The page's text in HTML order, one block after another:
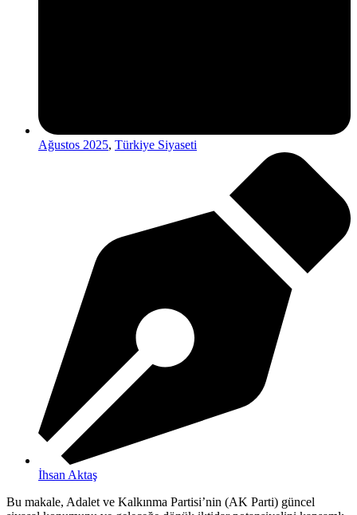
Ağustos 2025, Türkiye Siyaseti
İhsan Aktaş
Bu makale, Adalet ve Kalkınma Partisi’nin (AK Parti) güncel